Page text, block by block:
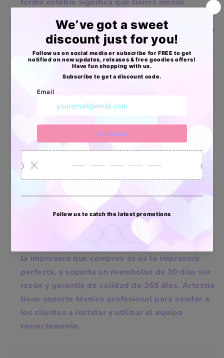
reparar tu impresora. Nuestra impresora térmica
de etiquetas puede funcionar sin parar durante
12 horas o más. Imprime hasta 200.000
etiquetas térmicas de 3.9 x 5.9 in hasta que la
vida útil de la cabeza de impresión. La avanzada
tecnología térmica directa imprime sin
necesidad de tóner o tinta.
Funciona con cualquier etiqueta térmica
directa: incluyendo etiquetas de almacén,
etiquetas de envío, etiquetas de nutrición
alimentaria, etiquetas de joyas, Shopify, Etsy,
eBay, Amazon, Poshmark, FedEx, ShipStation,
ShippingEasy, Shippo, Ordoro, etc. Ancho de
impresión: de 1.25 a 4.25 pulgadas (ajustable).
Garantía de calidad: cada impresora de
etiquetas de envío Artestia será inspeccionada
antes de salir de la fábrica para garantizar que
la impresora que compres es es la impresora
perfecta, y soporta un reembolso de 30 días sin
razón y garantía de calidad de 365 días. Artestia
tiene soporte técnico profesional para ayudar a
los clientes a instalar y utilizar el equipo
correctamente.